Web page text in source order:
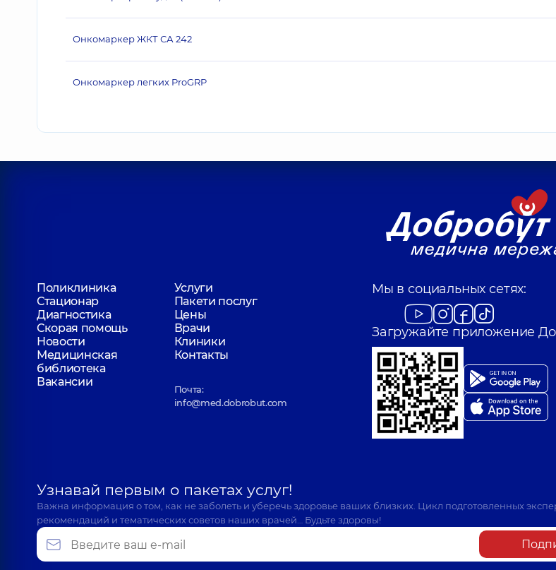
Онкомаркер ЖКТ СА 242
Онкомаркер легких ProGRP
Поликлиника
Услуги
Стационар
Пакети послуг
Диагностика
Цены
Скорая помощь
Врачи
Новости
Клиники
Медицинская
библиотека
Контакты
Вакансии
Почта:
info@med.dobrobut.com
Мы в социальных сетях:
Загружайте приложение
Узнавай первым о пакетах услуг!
Важна информация о том, как не заболеть и уберечь здоровье ваших близких. Цикл подготовленных
рекомендаций и тематических советов наших врачей… Будьте здоровы!